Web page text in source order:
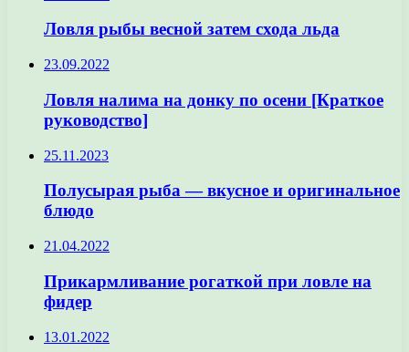
Ловля рыбы весной затем схода льда
23.09.2022
Ловля налима на донку по осени [Краткое
руководство]
25.11.2023
Полусырая рыба — вкусное и оригинальное
блюдо
21.04.2022
Прикармливание рогаткой при ловле на
фидер
13.01.2022